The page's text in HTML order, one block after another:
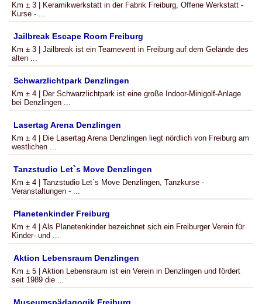
Km ± 3 | Keramikwerkstatt in der Fabrik Freiburg, Offene Werkstatt -
Kurse - ...
Jailbreak Escape Room Freiburg
Km ± 3 | Jailbreak ist ein Teamevent in Freiburg auf dem Gelände des
alten ...
Schwarzlichtpark Denzlingen
Km ± 4 | Der Schwarzlichtpark ist eine große Indoor-Minigolf-Anlage
bei Denzlingen ...
Lasertag Arena Denzlingen
Km ± 4 | Die Lasertag Arena Denzlingen liegt nördlich von Freiburg am
westlichen ...
Tanzstudio Let`s Move Denzlingen
Km ± 4 | Tanzstudio Let`s Move Denzlingen, Tanzkurse -
Veranstaltungen - ...
Planetenkinder Freiburg
Km ± 4 | Als Planetenkinder bezeichnet sich ein Freiburger Verein für
Kinder- und ...
Aktion Lebensraum Denzlingen
Km ± 5 | Aktion Lebensraum ist ein Verein in Denzlingen und fördert
seit 1989 die ...